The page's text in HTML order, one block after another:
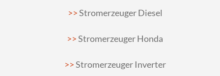
Stromerzeuger Diesel
Stromerzeuger Honda
Stromerzeuger Inverter